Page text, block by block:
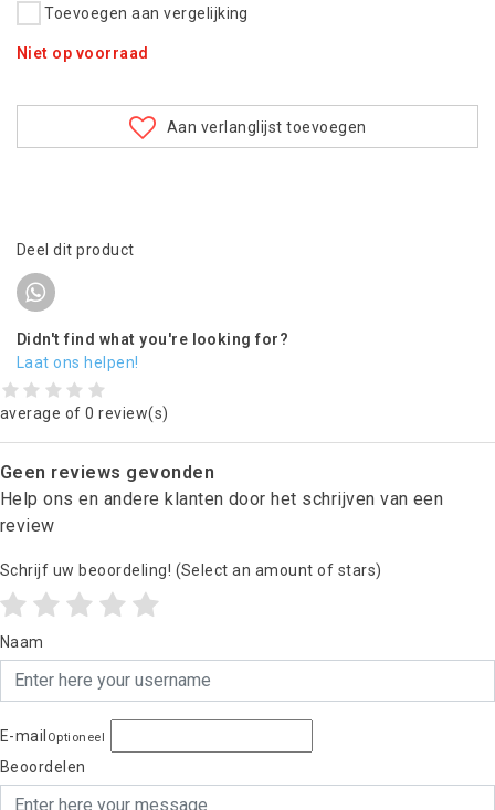
Toevoegen aan vergelijking
Niet op voorraad
Aan verlanglijst toevoegen
Deel dit product
Didn't find what you're looking for?
Laat ons helpen!
average of 0 review(s)
Geen reviews gevonden
Help ons en andere klanten door het schrijven van een
review
Schrijf uw beoordeling! (Select an amount of stars)
Naam
E-mail Optioneel
Beoordelen